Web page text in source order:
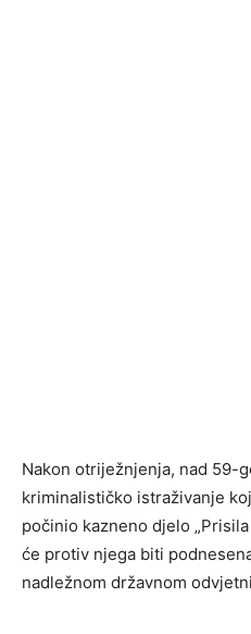
Nakon otriježnjenja, nad 59-
kriminalističko istraživanje
počinio kazneno djelo
će protiv njega biti
nadležnom državnom